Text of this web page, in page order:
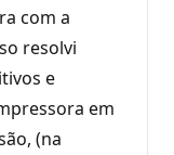
com a
resolvi
e
em
(na